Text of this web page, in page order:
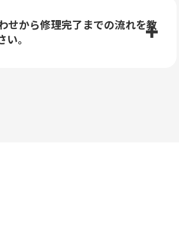
せから修理完了までの流れを教
い。